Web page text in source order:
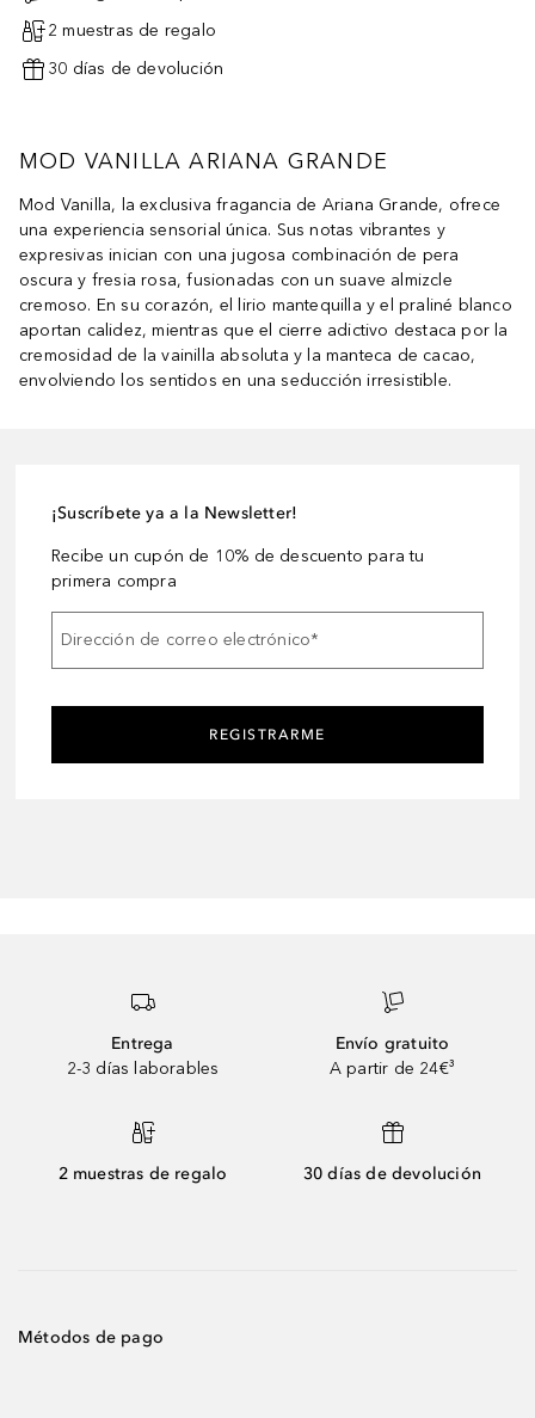
2 muestras de regalo
30 días de devolución
MOD VANILLA ARIANA GRANDE
Mod Vanilla, la exclusiva fragancia de Ariana Grande, ofrece
una experiencia sensorial única. Sus notas vibrantes y
expresivas inician con una jugosa combinación de pera
oscura y fresia rosa, fusionadas con un suave almizcle
cremoso. En su corazón, el lirio mantequilla y el praliné blanco
aportan calidez, mientras que el cierre adictivo destaca por la
cremosidad de la vainilla absoluta y la manteca de cacao,
envolviendo los sentidos en una seducción irresistible.
¡Suscríbete ya a la Newsletter!
Recibe un cupón de 10% de descuento para tu
primera compra
Dirección de correo electrónico*
REGISTRARME
Entrega
2-3 días laborables
Envío gratuito
A partir de 24€³
2 muestras de regalo 30 días de devolución
Métodos de pago